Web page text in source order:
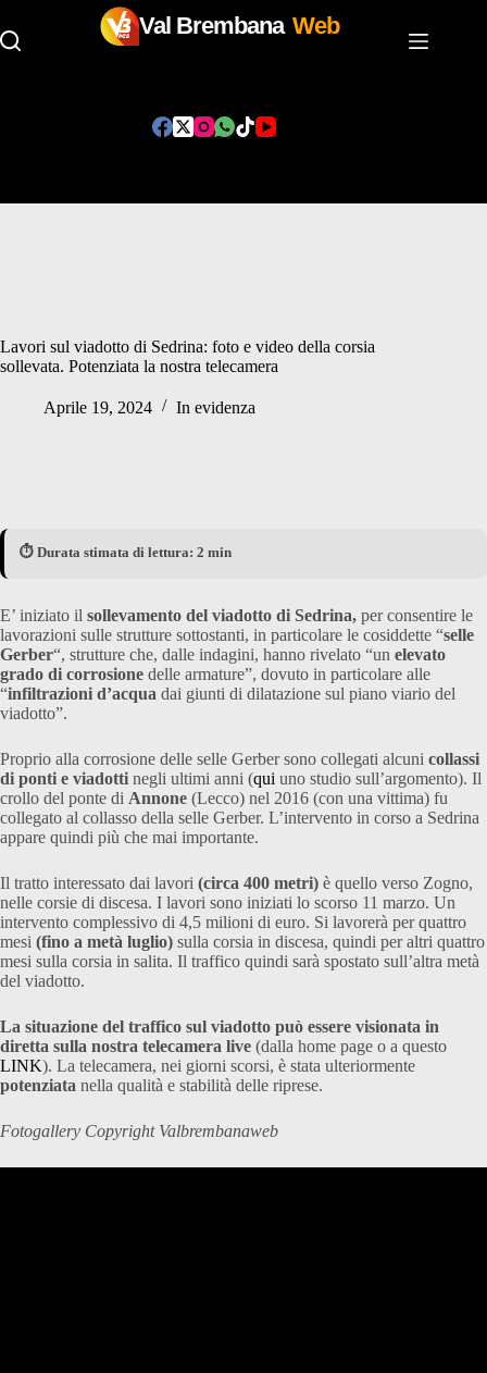
Val Brembana Web
Lavori sul viadotto di Sedrina: foto e video della corsia
sollevata. Potenziata la nostra telecamera
Aprile 19, 2024 In evidenza
⏱️ Durata stimata di lettura: 2 min
E’ iniziato il sollevamento del viadotto di Sedrina, per consentire le
lavorazioni sulle strutture sottostanti, in particolare le cosiddette “selle
Gerber“, strutture che, dalle indagini, hanno rivelato “un elevato
grado di corrosione delle armature”, dovuto in particolare alle
“infiltrazioni d’acqua dai giunti di dilatazione sul piano viario del
viadotto”.
Proprio alla corrosione delle selle Gerber sono collegati alcuni collassi
di ponti e viadotti negli ultimi anni (qui uno studio sull’argomento). Il
crollo del ponte di Annone (Lecco) nel 2016 (con una vittima) fu
collegato al collasso della selle Gerber. L’intervento in corso a Sedrina
appare quindi più che mai importante.
Il tratto interessato dai lavori (circa 400 metri) è quello verso Zogno,
nelle corsie di discesa. I lavori sono iniziati lo scorso 11 marzo. Un
intervento complessivo di 4,5 milioni di euro. Si lavorerà per quattro
mesi (fino a metà luglio) sulla corsia in discesa, quindi per altri quattro
mesi sulla corsia in salita. Il traffico quindi sarà spostato sull’altra metà
del viadotto.
La situazione del traffico sul viadotto può essere visionata in
diretta sulla nostra telecamera live (dalla home page o a questo
LINK). La telecamera, nei giorni scorsi, è stata ulteriormente
potenziata nella qualità e stabilità delle riprese.
Fotogallery Copyright Valbrembanaweb